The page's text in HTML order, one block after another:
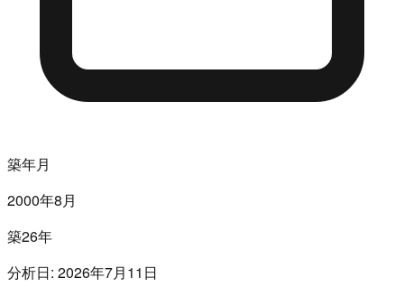
築年月
2000年8月
築26年
分析日: 2026年7月11日